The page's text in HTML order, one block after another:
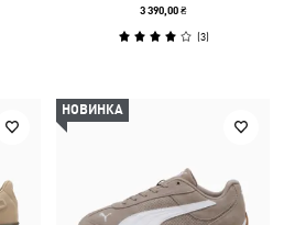
3 390,00 ₴
(3)
НОВИНКА